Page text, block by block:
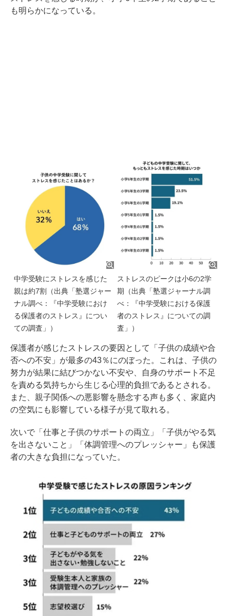
も明らかになっている。
中学受験にストレスを感じた
親は約7割（出典「塾選ジャー
ナル調べ：『中学受験におけ
る保護者のストレス』につい
ての調査」）
ストレスのピークは小6の2学
期（出典「塾選ジャーナル調
べ：『中学受験における保護
者のストレス』についての調
査」）
保護者が感じたストレスの要因として「子供の成績や合
否への不安」が最多の43％にのぼった。これは、子供の
努力が結果に結びつかない不安や、自身のサポート不足
を責める気持ちから生じる心理的負担であるとされる。
また、親子関係への悪影響を懸念する声も多く、家庭内
の空気にも影響している様子が見て取れる。
次いで「仕事と子供のサポートの両立」「子供がやる気
を出さないこと」「体調管理へのプレッシャー」も保護
者の大きな負担になっていた。